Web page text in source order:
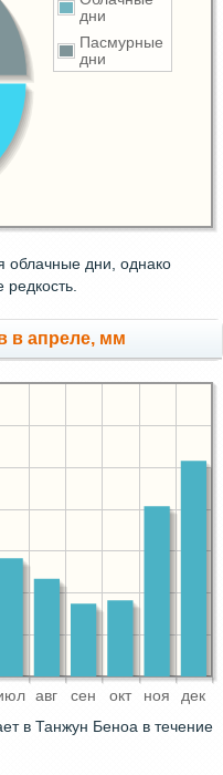
дни
Пасмурные
дни
облачные дни, однако
в апреле, мм
авг сен окт ноя дек
в Танжун Беноа в течение